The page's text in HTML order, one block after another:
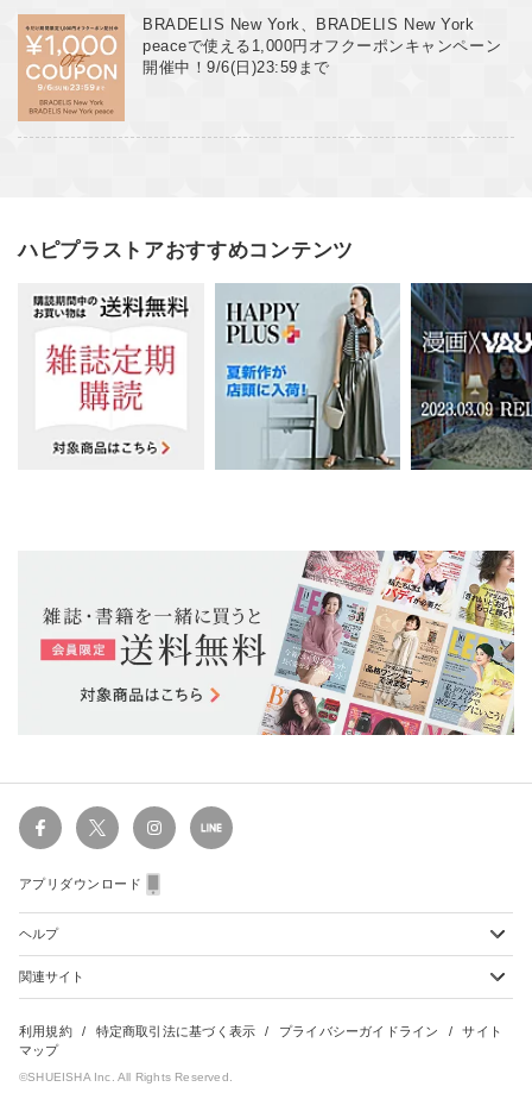
BRADELIS New York、BRADELIS New York
peaceで使える1,000円オフクーポンキャンペーン
開催中！9/6(日)23:59まで
ハピプラストアおすすめコンテンツ
アプリダウンロード
ヘルプ
ショッピングガイド
会員特典のご案内
よくあるご質問
関連サイト
雑誌定期購読について
集英社Webマガジン Cobalt
利用規約 特定商取引法に基づく表示 プライバシーガイドライン
サイト
マップ
©SHUEISHA Inc. All Rights Reserved.